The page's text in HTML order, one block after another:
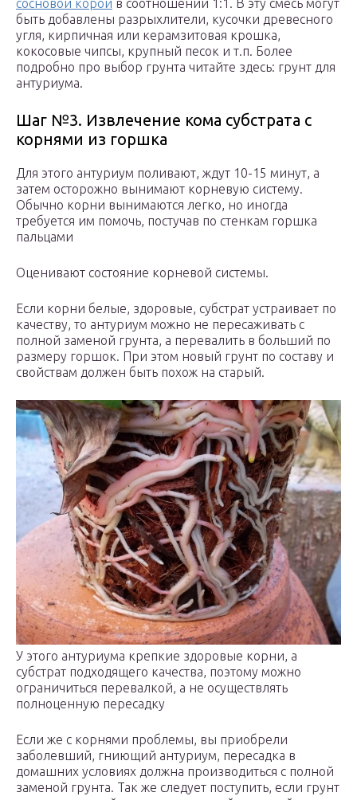
сосновой корой в соотношении 1:1. В эту смесь могут
быть добавлены разрыхлители, кусочки древесного
угля, кирпичная или керамзитовая крошка,
кокосовые чипсы, крупный песок и т.п. Более
подробно про выбор грунта читайте здесь: грунт для
антуриума.
Шаг №3. Извлечение кома субстрата с
корнями из горшка
Для этого антуриум поливают, ждут 10-15 минут, а
затем осторожно вынимают корневую систему.
Обычно корни вынимаются легко, но иногда
требуется им помочь, постучав по стенкам горшка
пальцами
Оценивают состояние корневой системы.
Если корни белые, здоровые, субстрат устраивает по
качеству, то антуриум можно не пересаживать с
полной заменой грунта, а перевалить в больший по
размеру горшок. При этом новый грунт по составу и
свойствам должен быть похож на старый.
У этого антуриума крепкие здоровые корни, а
субстрат подходящего качества, поэтому можно
ограничиться перевалкой, а не осуществлять
полноценную пересадку
Если же с корнями проблемы, вы приобрели
заболевший, гниющий антуриум, пересадка в
домашних условиях должна производиться с полной
заменой грунта. Так же следует поступить, если грунт